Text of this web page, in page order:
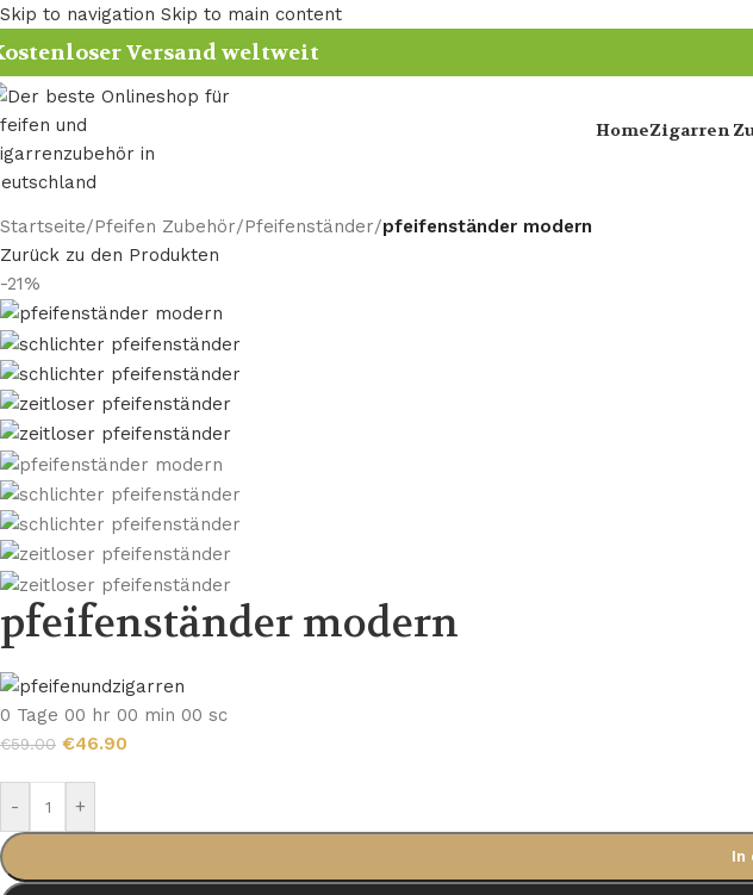
Skip to navigation Skip to main content
Versand weltweit
HomeZigarren
Startseite/Pfeifen Zubehör/Pfeifenständer/pfeifenständer modern
Zurück zu den Produkten
-21%
pfeifenständer modern
0 Tage 00 hr 00 min 00 sc
€59.00 €46.90
- +
In